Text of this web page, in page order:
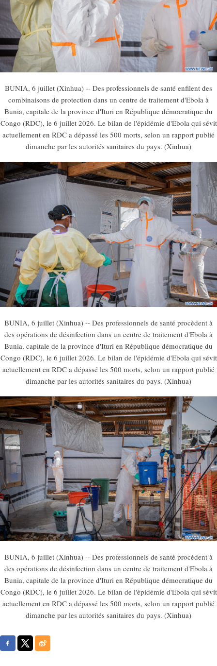
BUNIA, 6 juillet (Xinhua) -- Des professionnels de santé enfilent des
combinaisons de protection dans un centre de traitement d'Ebola à
Bunia, capitale de la province d'Ituri en République démocratique du
Congo (RDC), le 6 juillet 2026. Le bilan de l'épidémie d'Ebola qui sévit
actuellement en RDC a dépassé les 500 morts, selon un rapport publié
dimanche par les autorités sanitaires du pays. (Xinhua)
BUNIA, 6 juillet (Xinhua) -- Des professionnels de santé procèdent à
des opérations de désinfection dans un centre de traitement d'Ebola à
Bunia, capitale de la province d'Ituri en République démocratique du
Congo (RDC), le 6 juillet 2026. Le bilan de l'épidémie d'Ebola qui sévit
actuellement en RDC a dépassé les 500 morts, selon un rapport publié
dimanche par les autorités sanitaires du pays. (Xinhua)
BUNIA, 6 juillet (Xinhua) -- Des professionnels de santé procèdent à
des opérations de désinfection dans un centre de traitement d'Ebola à
Bunia, capitale de la province d'Ituri en République démocratique du
Congo (RDC), le 6 juillet 2026. Le bilan de l'épidémie d'Ebola qui sévit
actuellement en RDC a dépassé les 500 morts, selon un rapport publié
dimanche par les autorités sanitaires du pays. (Xinhua)